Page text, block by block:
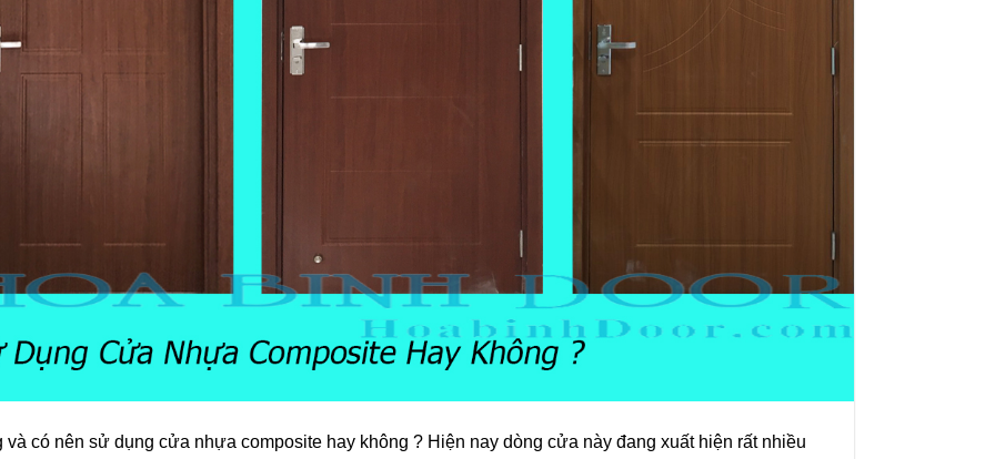
có nên sử dụng cửa nhựa composite hay không ? Hiện nay dòng cửa này đang xuất hiện rất nhiều